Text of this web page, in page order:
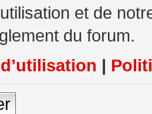
et de
du forum.
|